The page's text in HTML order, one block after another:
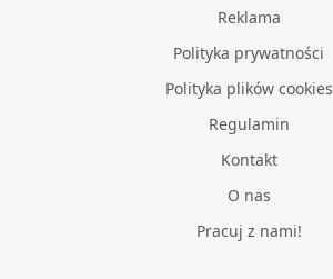
Reklama
Polityka prywatności
Polityka plików cookies
Regulamin
Kontakt
O nas
Pracuj z nami!